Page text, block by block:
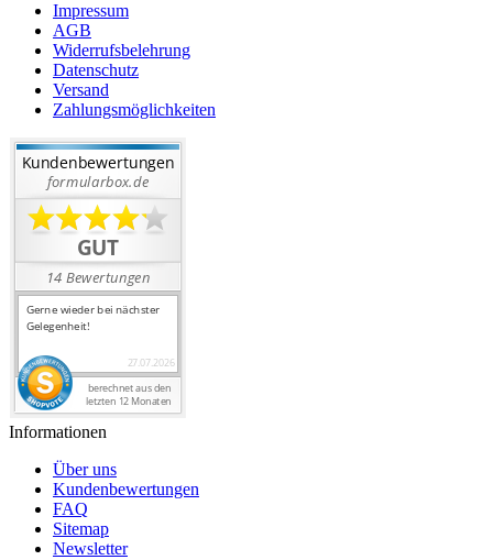
Impressum
AGB
Widerrufsbelehrung
Datenschutz
Versand
Zahlungsmöglichkeiten
Informationen
Über uns
Kundenbewertungen
FAQ
Sitemap
Newsletter